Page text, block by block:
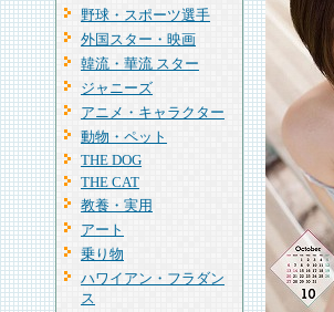
野球・スポーツ選手
外国スター・映画
韓流・華流 スター
ジャニーズ
アニメ・キャラクター
動物・ペット
THE DOG
THE CAT
教養・実用
アート
乗り物
ハワイアン・フラダン
ス